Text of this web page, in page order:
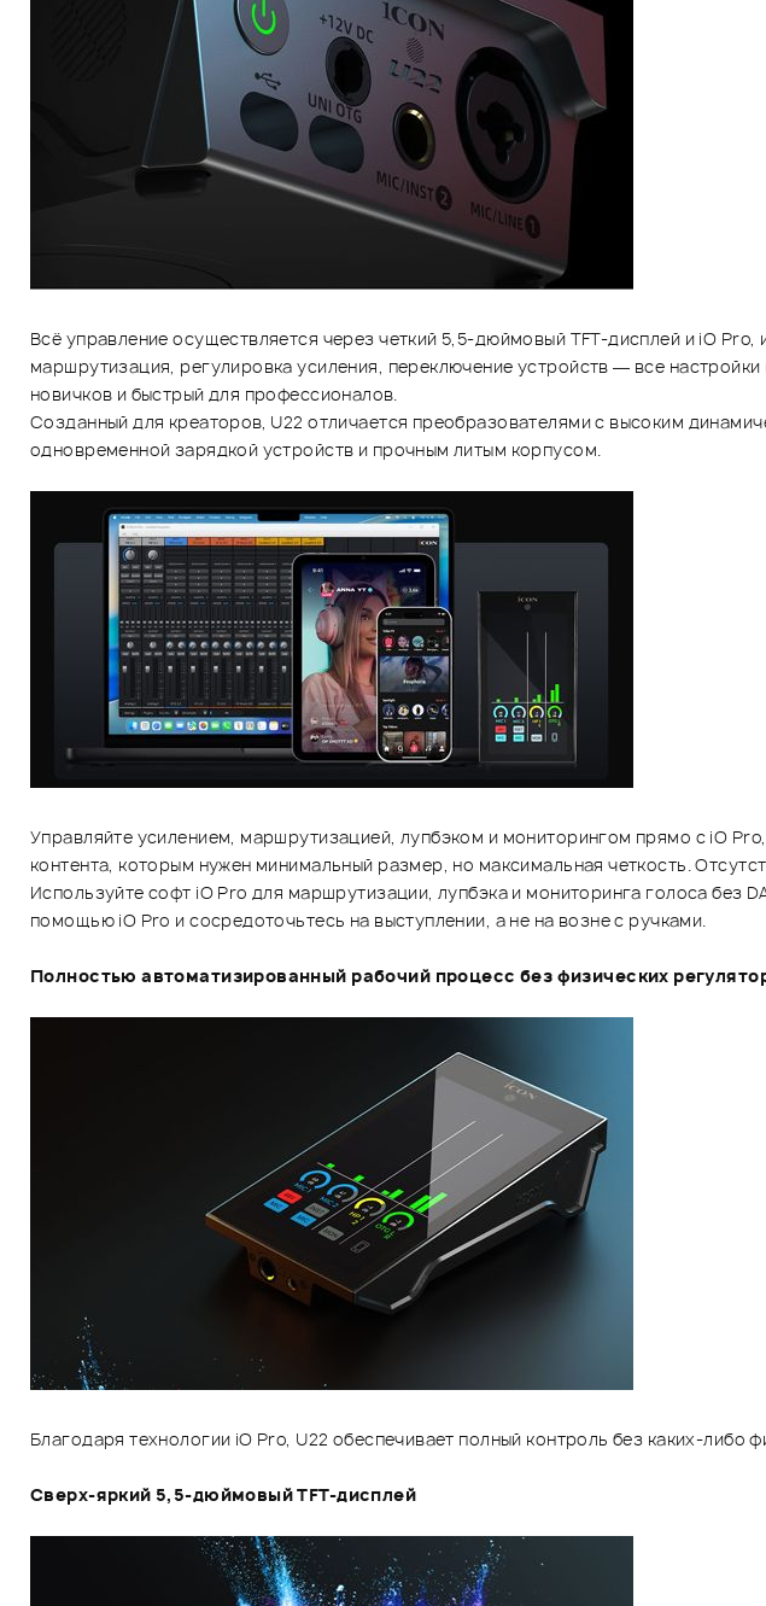
Всё управление осуществляется через четкий 5,5-дюймовый TFT-дисплей и iO
маршрутизация, регулировка усиления, переключение устройств — все
новичков и быстрый для профессионалов.
Созданный для креаторов, U22 отличается преобразователями с высоким
одновременной зарядкой устройств и прочным литым корпусом.
Управляйте усилением, маршрутизацией, лупбэком и мониторингом прямо с iO
контента, которым нужен минимальный размер, но максимальная четкость.
Используйте софт iO Pro для маршрутизации, лупбэка и мониторинга голоса без
помощью iO Pro и сосредоточьтесь на выступлении, а не на возне с ручками.
Полностью автоматизированный рабочий процесс без физических
Благодаря технологии iO Pro, U22 обеспечивает полный контроль без каких-
Сверх-яркий 5,5-дюймовый TFT-дисплей